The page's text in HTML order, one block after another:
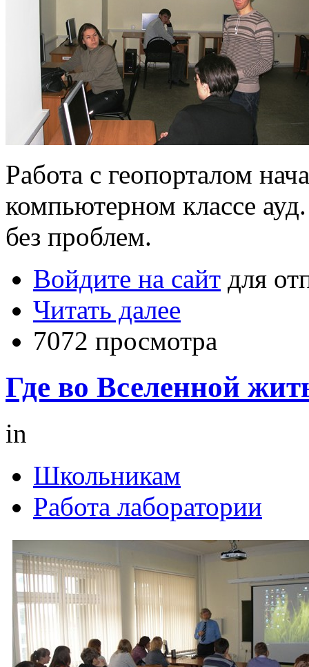
Работа с геопорталом
компьютерном классе
без проблем.
Войдите на сайт для
Читать далее
7072 просмотра
Где во Вселенной
in
Школьникам
Работа лаборатории